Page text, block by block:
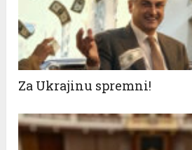
Za Ukrajinu spremni!